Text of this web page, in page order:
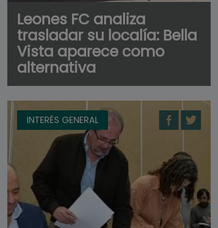
Leones FC analiza
trasladar su localía: Bella
Vista aparece como
alternativa
INTERÉS GENERAL